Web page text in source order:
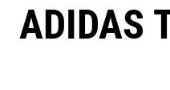
ADIDAS